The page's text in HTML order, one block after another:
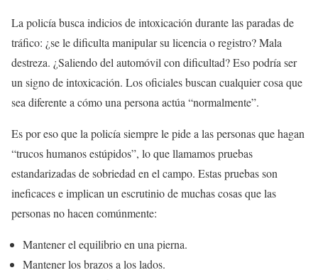
La policía busca indicios de intoxicación durante las paradas de
tráfico: ¿se le dificulta manipular su licencia o registro? Mala
destreza. ¿Saliendo del automóvil con dificultad? Eso podría ser
un signo de intoxicación. Los oficiales buscan cualquier cosa que
sea diferente a cómo una persona actúa “normalmente”.
Es por eso que la policía siempre le pide a las personas que hagan
“trucos humanos estúpidos”, lo que llamamos pruebas
estandarizadas de sobriedad en el campo. Estas pruebas son
ineficaces e implican un escrutinio de muchas cosas que las
personas no hacen comúnmente:
Mantener el equilibrio en una pierna.
Mantener los brazos a los lados.